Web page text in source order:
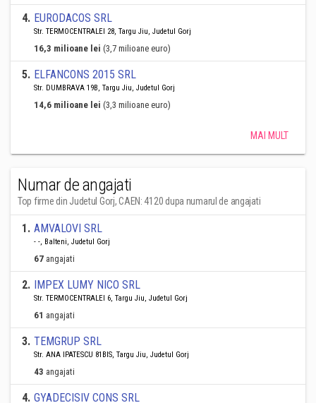
4. EURODACOS SRL
Str. TERMOCENTRALEI 28, Targu Jiu, Judetul Gorj
16,3 milioane lei (3,7 milioane euro)
5. ELFANCONS 2015 SRL
Str. DUMBRAVA 19B, Targu Jiu, Judetul Gorj
14,6 milioane lei (3,3 milioane euro)
MAI MULT
Numar de angajati
Top firme din Judetul Gorj, CAEN: 4120 dupa numarul de angajati
1. AMVALOVI SRL
- -, Balteni, Judetul Gorj
67 angajati
2. IMPEX LUMY NICO SRL
Str. TERMOCENTRALEI 6, Targu Jiu, Judetul Gorj
61 angajati
3. TEMGRUP SRL
Str. ANA IPATESCU 81BIS, Targu Jiu, Judetul Gorj
43 angajati
4. GYADECISIV CONS SRL